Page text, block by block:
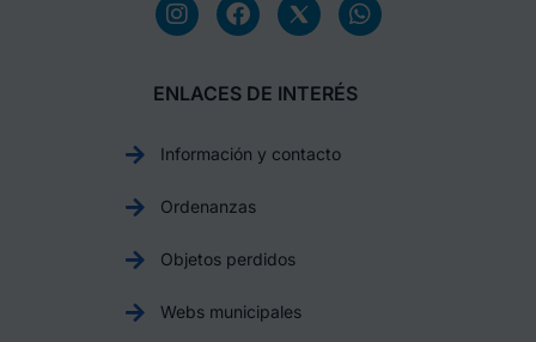
ENLACES DE INTERÉS
Información y contacto
Ordenanzas
Objetos perdidos
Webs municipales